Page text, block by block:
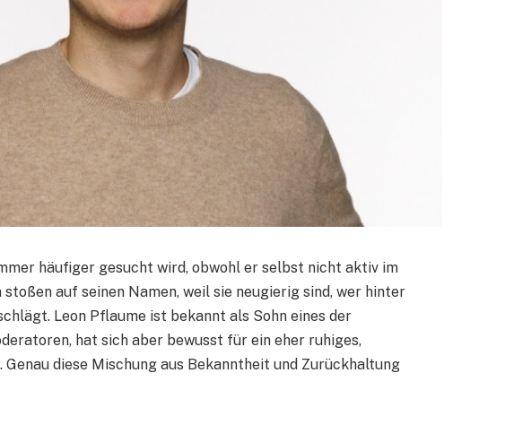
häufiger gesucht wird, obwohl er selbst nicht aktiv im
auf seinen Namen, weil sie neugierig sind, wer hinter
Leon Pflaume ist bekannt als Sohn eines der
hat sich aber bewusst für ein eher ruhiges,
Genau diese Mischung aus Bekanntheit und Zurückhaltung